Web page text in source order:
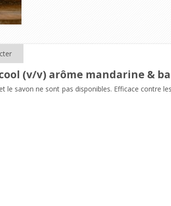
(v/v) arôme mandarine &
le savon ne sont pas disponibles. Efficace contre